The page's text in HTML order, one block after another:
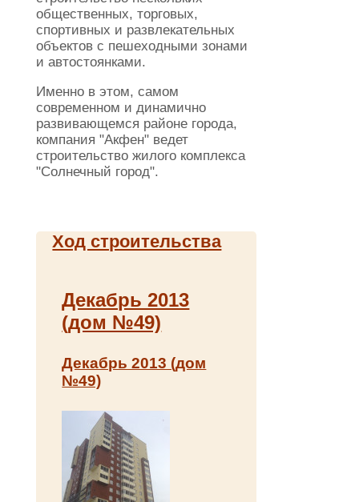
общественных, торговых,
спортивных и развлекательных
объектов с пешеходными зонами
и автостоянками.
Именно в этом, самом
современном и динамично
развивающемся районе города,
компания "Акфен" ведет
строительство жилого комплекса
"Солнечный город".
Ход строительства
Декабрь 2013
(дом №49)
Декабрь 2013 (дом
№49)